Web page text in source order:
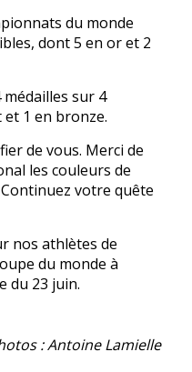
du monde
dont 5 en or et 2
médailles sur 4
1 en bronze.
de vous. Merci de
les couleurs de
votre quête
nos athlètes de
du monde à
du 23 juin.
: Antoine Lamielle